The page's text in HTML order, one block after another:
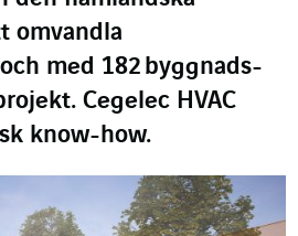
omvandla
med 182 byggnads-
Cegelec HVAC
know-how.